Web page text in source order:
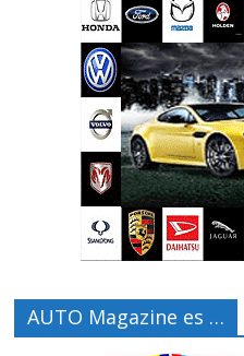
AUTO Magazine es …